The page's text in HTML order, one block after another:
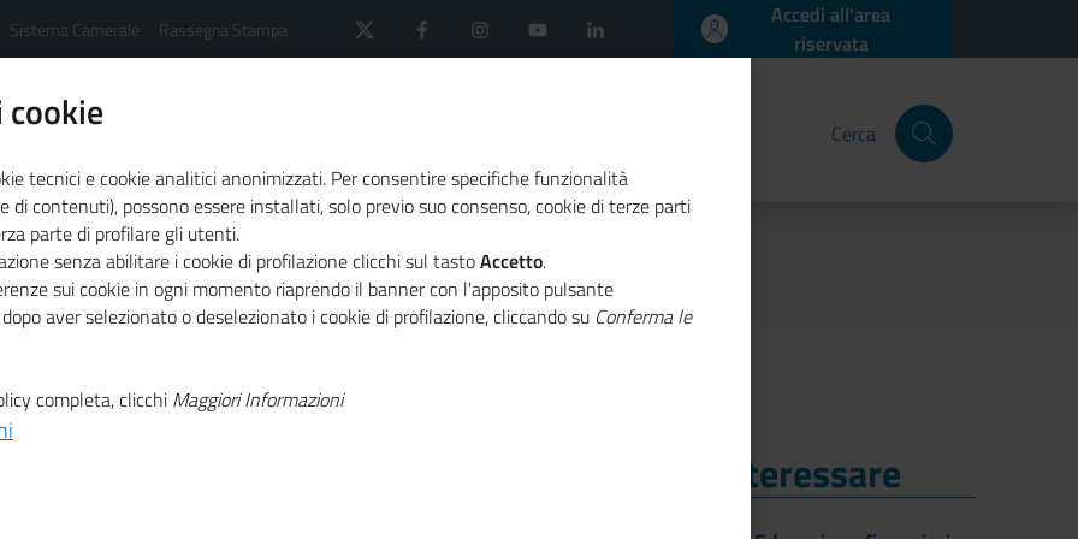
Sistema Camerale Rassegna Stampa
Accedi all'area
riservata
Cerca
sistema camerale
Agenda
webinar UNI-Unioncamere
città verso la
UNI-
Ti Potrebbe Interessare
tecnici e cookie analitici anonimizzati. Per consentire specifiche funzionalità
di contenuti), possono essere installati, solo previo suo consenso, cookie di terze parti
parte di profilare gli utenti.
senza abilitare i cookie di profilazione clicchi sul tastoAccetto.
sui cookie in ogni momento riaprendo il banner con l'apposito pulsante
aver selezionato o deselezionato i cookie di profilazione, cliccando su Conferma le
completa, clicchi Maggiori Informazioni